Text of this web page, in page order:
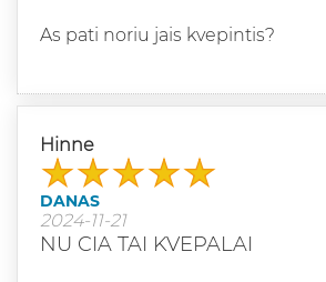
As pati noriu jais kvepintis?
Hinne
DANAS
2024-11-21
NU CIA TAI KVEPALAI